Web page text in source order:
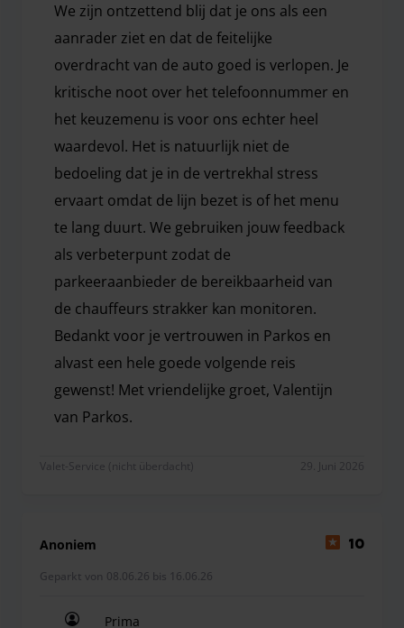
We zijn ontzettend blij dat je ons als een
aanrader ziet en dat de feitelijke
overdracht van de auto goed is verlopen. Je
kritische noot over het telefoonnummer en
het keuzemenu is voor ons echter heel
waardevol. Het is natuurlijk niet de
bedoeling dat je in de vertrekhal stress
ervaart omdat de lijn bezet is of het menu
te lang duurt. We gebruiken jouw feedback
als verbeterpunt zodat de
parkeeraanbieder de bereikbaarheid van
de chauffeurs strakker kan monitoren.
Bedankt voor je vertrouwen in Parkos en
alvast een hele goede volgende reis
gewenst! Met vriendelijke groet, Valentijn
van Parkos.
Valet-Service (nicht überdacht) 29. Juni 2026
Anoniem 10
Geparkt von 08.06.26 bis 16.06.26
Prima